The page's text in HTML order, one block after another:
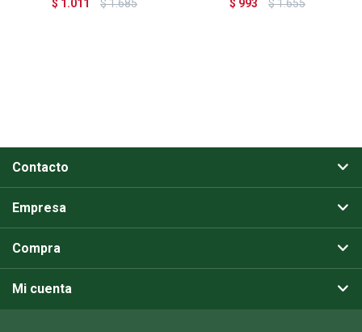
$ 1.011 $1.685
$ 993 $1.655
Contacto
Empresa
Compra
Mi cuenta